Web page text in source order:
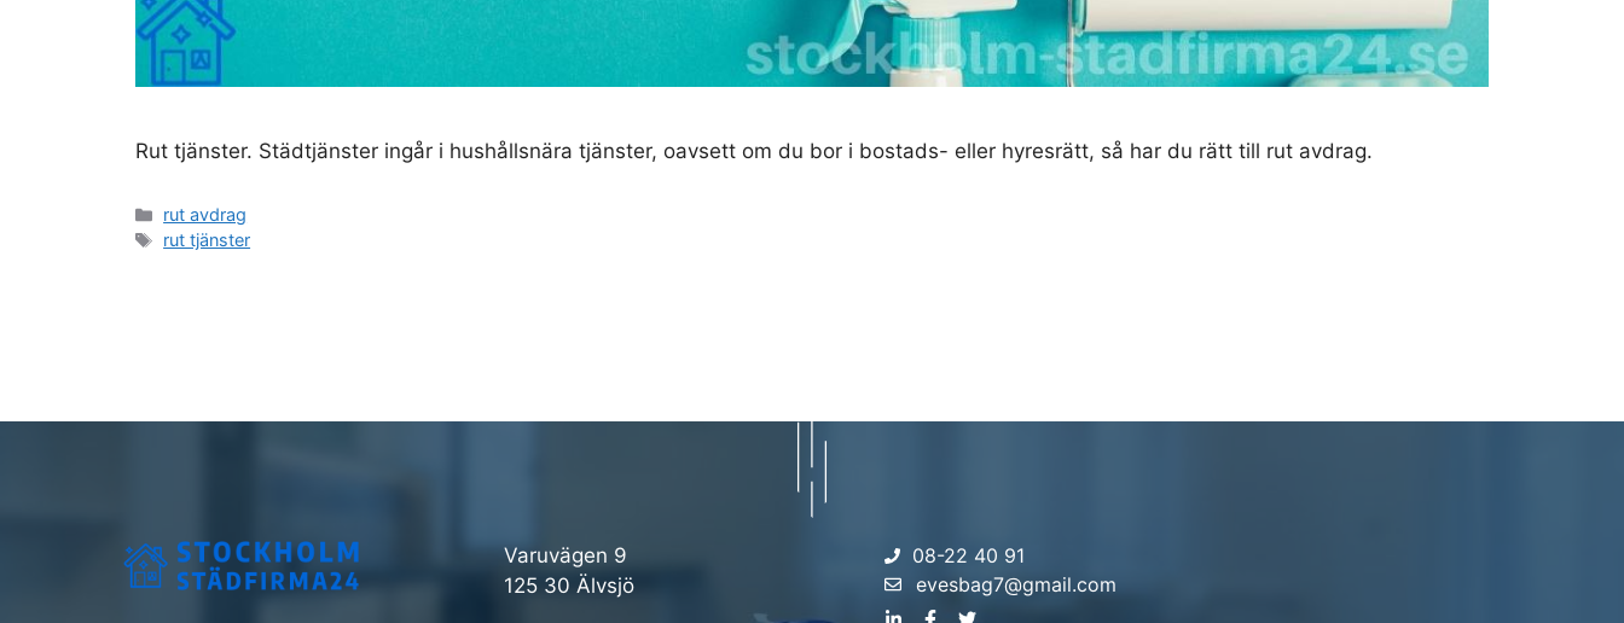
Rut tjänster. Städtjänster ingår i hushållsnära tjänster, oavsett om du bor i bostads- eller hyresrätt, så har du rätt till rut avdrag.
Kategorier
rut avdrag
Etiketter
rut tjänster
Varuvägen 9
125 30 Älvsjö
08-22 40 91
evesbag7@gmail.com